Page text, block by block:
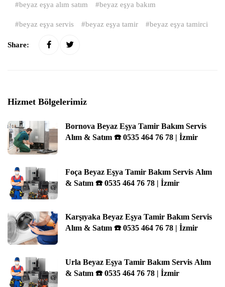
beyaz eşya alım satım beyaz eşya bakım
beyaz eşya servis beyaz eşya tamir beyaz eşya tamirci
Share:
Hizmet Bölgelerimiz
Bornova Beyaz Eşya Tamir Bakım Servis
Alım & Satım ☎️ 0535 464 76 78 | İzmir
Foça Beyaz Eşya Tamir Bakım Servis Alım
& Satım ☎️ 0535 464 76 78 | İzmir
Karşıyaka Beyaz Eşya Tamir Bakım Servis
Alım & Satım ☎️ 0535 464 76 78 | İzmir
Urla Beyaz Eşya Tamir Bakım Servis Alım
& Satım ☎️ 0535 464 76 78 | İzmir